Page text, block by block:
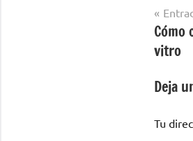
de
Cómo
vitro
Deja
Tu